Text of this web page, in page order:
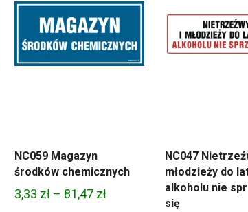
NC059 Magazyn
środków chemicznych
3,33 zł – 81,47 złZakres
NC047
młodzieży do
alkoholu nie
się